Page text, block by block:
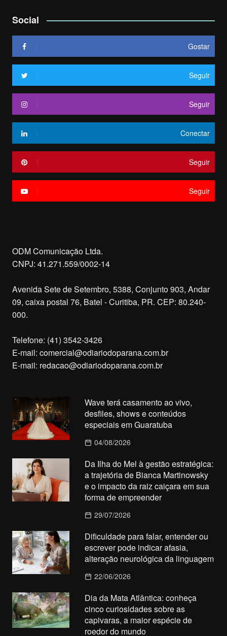
Social
Gostar
Seguir
Seguir
Conectar
Seguir
Seguir
ODM Comunicação Ltda.
CNPJ: 41.271.559/0002-14
Avenida Sete de Setembro, 5388, Conjunto 903, Andar
09, caixa postal 76, Batel - Curitiba, PR. CEP: 80.240-
000.
Telefone: (41) 3542-3426
E-mail: comercial@odiariodoparana.com.br
E-mail: redacao@odiariodoparana.com.br
Wave terá casamento ao vivo,
desfiles, shows e conteúdos
especiais em Guaratuba
04/08/2026
Da Ilha do Mel à gestão estratégica:
a trajetória de Bianca Martinowsky
e o impacto da raiz caiçara em sua
forma de empreender
29/07/2026
Dificuldade para falar, entender ou
escrever pode indicar afasia,
alteração neurológica da linguagem
22/06/2026
Dia da Mata Atlântica: conheça
cinco curiosidades sobre as
capivaras, a maior espécie de
roedor do mundo